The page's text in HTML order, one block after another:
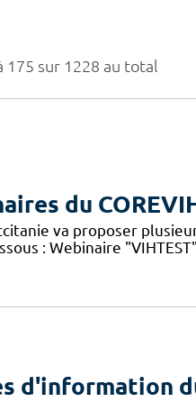
175 sur 1228 au total
du
va proposer
: Webinaire
d'information